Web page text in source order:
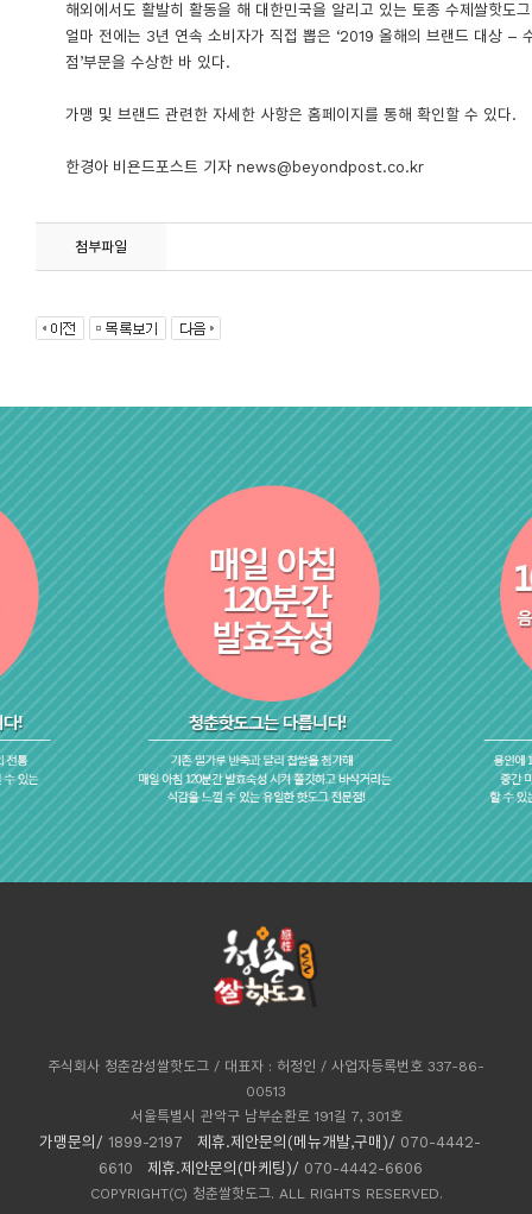
해외에서도 활발히 활동을 해 대한민국을 알리고 있는 토종 수제쌀핫도
얼마 전에는 3년 연속 소비자가 직접 뽑은 ‘2019 올해의 브랜드 대상 –
점’부문을 수상한 바 있다.
가맹 및 브랜드 관련한 자세한 사항은 홈페이지를 통해 확인할 수 있다.
한경아 비욘드포스트 기자 news@beyondpost.co.kr
첨부파일
주식회사 청춘감성쌀핫도그 / 대표자 : 허정인 / 사업자등록번호 337-86-
00513
서울특별시 관악구 남부순환로 191길 7, 301호
가맹문의/ 1899-2197 제휴.제안문의(메뉴개발,구매)/ 070-4442-
6610
제휴.제안문의(마케팅)/ 070-4442-6606
COPYRIGHT(C) 청춘쌀핫도그. ALL RIGHTS RESERVED.